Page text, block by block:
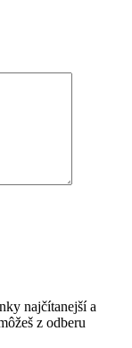
najčítanejší a
z odberu